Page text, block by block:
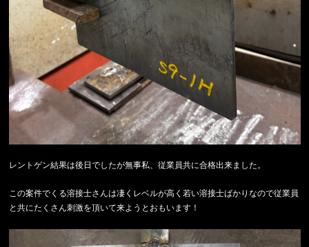
レントゲン結果は後日でしたが無事私、従業員共に合格出来ました。
この案件でくる溶接士さんは凄くレベルが高く若い溶接士ばかりなので従業員
と共にたくさん刺激を頂いて来ようとおもいます！